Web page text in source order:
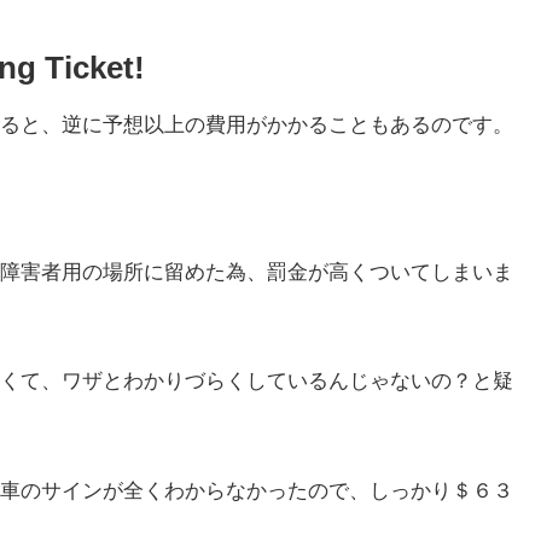
Ticket!
、逆に予想以上の費用がかかることもあるのです。
害者用の場所に留めた為、罰金が高くついてしまいま
て、ワザとわかりづらくしているんじゃないの？と疑
のサインが全くわからなかったので、しっかり＄６３